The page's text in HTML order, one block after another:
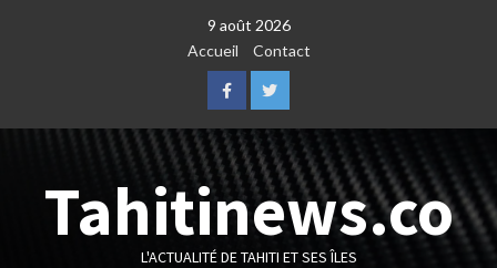
9 août 2026
Accueil
Contact
FacebookTwitter
Tahitinews.co
L'ACTUALITÉ DE TAHITI ET SES ÎLES